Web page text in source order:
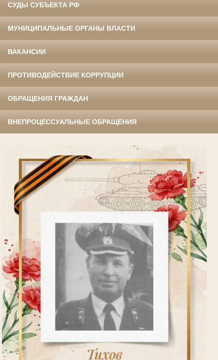
СУДЫ СУБЪЕКТА РФ
МУНИЦИПАЛЬНЫЕ ОРГАНЫ ВЛАСТИ
ВАКАНСИИ
ПРОТИВОДЕЙСТВИЕ КОРРУПЦИИ
ОБРАЩЕНИЯ ГРАЖДАН
ВНЕПРОЦЕССУАЛЬНЫЕ ОБРАЩЕНИЯ